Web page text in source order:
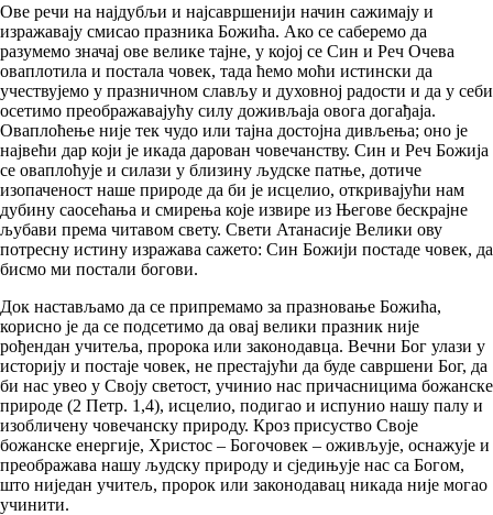
Ове речи на најдубљи и најсавршенији начин сажимају и
изражавају смисао празника Божића. Ако се саберемо да
разумемо значај ове велике тајне, у којој се Син и Реч Очева
оваплотила и постала човек, тада ћемо моћи истински да
учествујемо у празничном слављу и духовној радости и да у себи
осетимо преображавајућу силу доживљаја овога догађаја.
Оваплоћење није тек чудо или тајна достојна дивљења; оно је
највећи дар који је икада дарован човечанству. Син и Реч Божија
се оваплоћује и силази у близину људске патње, дотиче
изопаченост наше природе да би је исцелио, откривајући нам
дубину саосећања и смирења које извире из Његове бескрајне
љубави према читавом свету. Свети Атанасије Велики ову
потресну истину изражава сажето: Син Божији постаде човек, да
бисмо ми постали богови.
Док настављамо да се припремамо за празновање Божића,
корисно је да се подсетимо да овај велики празник није
рођендан учитеља, пророка или законодавца. Вечни Бог улази у
историју и постаје човек, не престајући да буде савршени Бог, да
би нас увео у Своју светост, учинио нас причасницима божанске
природе (2 Петр. 1,4), исцелио, подигао и испунио нашу палу и
изобличену човечанску природу. Кроз присуство Своје
божанске енергије, Христос – Богочовек – оживљује, оснажује и
преображава нашу људску природу и сједињује нас са Богом,
што ниједан учитељ, пророк или законодавац никада није могао
учинити.